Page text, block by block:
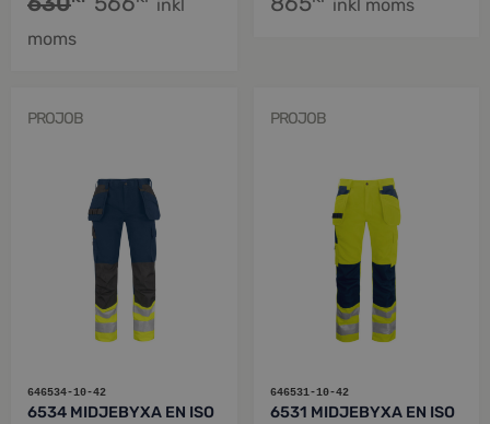
inkl
moms
inkl moms
PROJOB
646534-10-42
6534 MIDJEBYXA EN ISO
PROJOB
646531-10-42
6531 MIDJEBYXA EN ISO